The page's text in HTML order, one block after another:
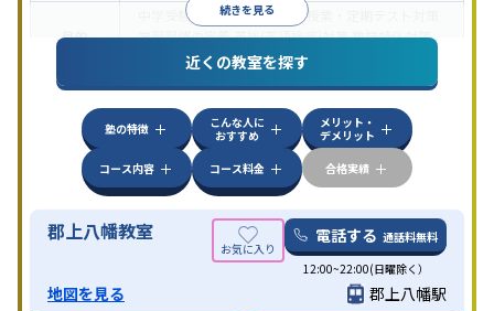
続きを見る
目的
中学受験 高校受験大学受験
授業・定期テスト対策
学習習慣の定着英検(英語検定)対策数学特化対策
英語・英会話特化対策
特徴
中高一貫校生に対応授業の振替可能不登校生に対
応学習にPC・タブレットを利用オンライン対応
科目から受講可能季節講習のみの受講可 発達障害
の子どもに対応 自習室あり
近くの教室を探す
塾の特徴
こんな人に
おすすめ
メリット・
デメリット
コース内容
コース料金 合格実績
郡上八幡教室 電話する 通話料無料
12:00~22:00(日曜除く）
地図を見る
郡上八幡駅